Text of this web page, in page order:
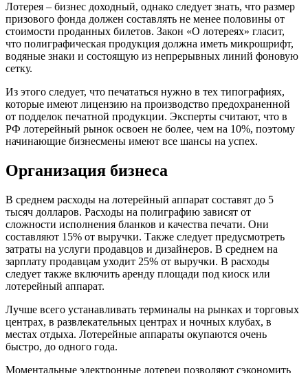
Лотерея – бизнес доходный, однако следует знать, что размер
призового фонда должен составлять не менее половины от
стоимости проданных билетов. Закон «О лотереях» гласит,
что полиграфическая продукция должна иметь микрошрифт,
водяные знаки и состоящую из непрерывных линий фоновую
сетку.
Из этого следует, что печататься нужно в тех типографиях,
которые имеют лицензию на производство предохраненной
от подделок печатной продукции. Эксперты считают, что в
РФ лотерейный рынок освоен не более, чем на 10%, поэтому
начинающие бизнесмены имеют все шансы на успех.
Организация бизнеса
В среднем расходы на лотерейный аппарат составят до 5
тысяч долларов. Расходы на полиграфию зависят от
сложности исполнения бланков и качества печати. Они
составляют 15% от выручки. Также следует предусмотреть
затраты на услуги продавцов и дизайнеров. В среднем на
зарплату продавцам уходит 25% от выручки. В расходы
следует также включить аренду площади под киоск или
лотерейный аппарат.
Лучше всего устанавливать терминалы на рынках и торговых
центрах, в развлекательных центрах и ночных клубах, в
местах отдыха. Лотерейные аппараты окупаются очень
быстро, до одного года.
Моментальные электронные лотереи позволяют сэкономить